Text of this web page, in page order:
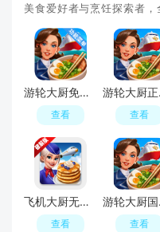
美食爱好者与烹饪探索者
游轮大厨免广告版(Cruise Chefs)
查看
游
查看
飞机大厨无限金币钻石版无限汽油2026
查看
游
查看